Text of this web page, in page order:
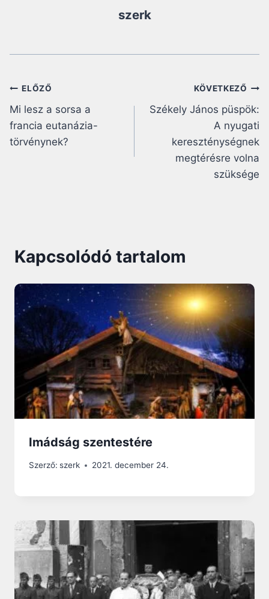
szerk
Bejegyzés
navigáció
ELŐZŐ
Mi lesz a sorsa a
francia eutanázia-
törvénynek?
KÖVETKEZŐ
Székely János püspök:
A nyugati
kereszténységnek
megtérésre volna
szüksége
Kapcsolódó tartalom
Imádság szentestére
Szerző: szerk 2021. december 24.